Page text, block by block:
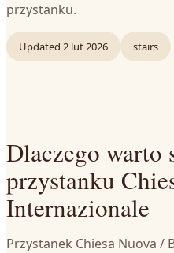
przystanku.
Updated 2 lut 2026 stairs
Dlaczego warto
przystanku
Internazionale
Przystanek Chiesa Nuova /